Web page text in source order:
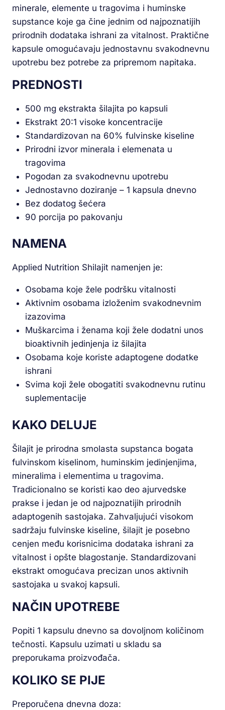
minerale, elemente u tragovima i huminske
supstance koje ga čine jednim od najpoznatijih
prirodnih dodataka ishrani za vitalnost. Praktične
kapsule omogućavaju jednostavnu svakodnevnu
upotrebu bez potrebe za pripremom napitaka.
PREDNOSTI
500 mg ekstrakta šilajita po kapsuli
Ekstrakt 20:1 visoke koncentracije
Standardizovan na 60% fulvinske kiseline
Prirodni izvor minerala i elemenata u
tragovima
Pogodan za svakodnevnu upotrebu
Jednostavno doziranje – 1 kapsula dnevno
Bez dodatog šećera
90 porcija po pakovanju
NAMENA
Applied Nutrition Shilajit namenjen je:
Osobama koje žele podršku vitalnosti
Aktivnim osobama izloženim svakodnevnim
izazovima
Muškarcima i ženama koji žele dodatni unos
bioaktivnih jedinjenja iz šilajita
Osobama koje koriste adaptogene dodatke
ishrani
Svima koji žele obogatiti svakodnevnu rutinu
suplementacije
KAKO DELUJE
Šilajit je prirodna smolasta supstanca bogata
fulvinskom kiselinom, huminskim jedinjenjima,
mineralima i elementima u tragovima.
Tradicionalno se koristi kao deo ajurvedske
prakse i jedan je od najpoznatijih prirodnih
adaptogenih sastojaka. Zahvaljujući visokom
sadržaju fulvinske kiseline, šilajit je posebno
cenjen među korisnicima dodataka ishrani za
vitalnost i opšte blagostanje. Standardizovani
ekstrakt omogućava precizan unos aktivnih
sastojaka u svakoj kapsuli.
NAČIN UPOTREBE
Popiti 1 kapsulu dnevno sa dovoljnom količinom
tečnosti. Kapsulu uzimati u skladu sa
preporukama proizvođača.
KOLIKO SE PIJE
Preporučena dnevna doza: